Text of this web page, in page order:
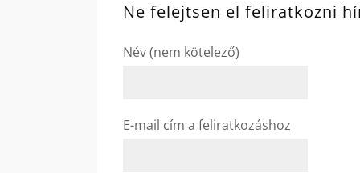
Ne felejtsen el feliratkozni
Név (nem kötelező)
E-mail cím a feliratkozáshoz